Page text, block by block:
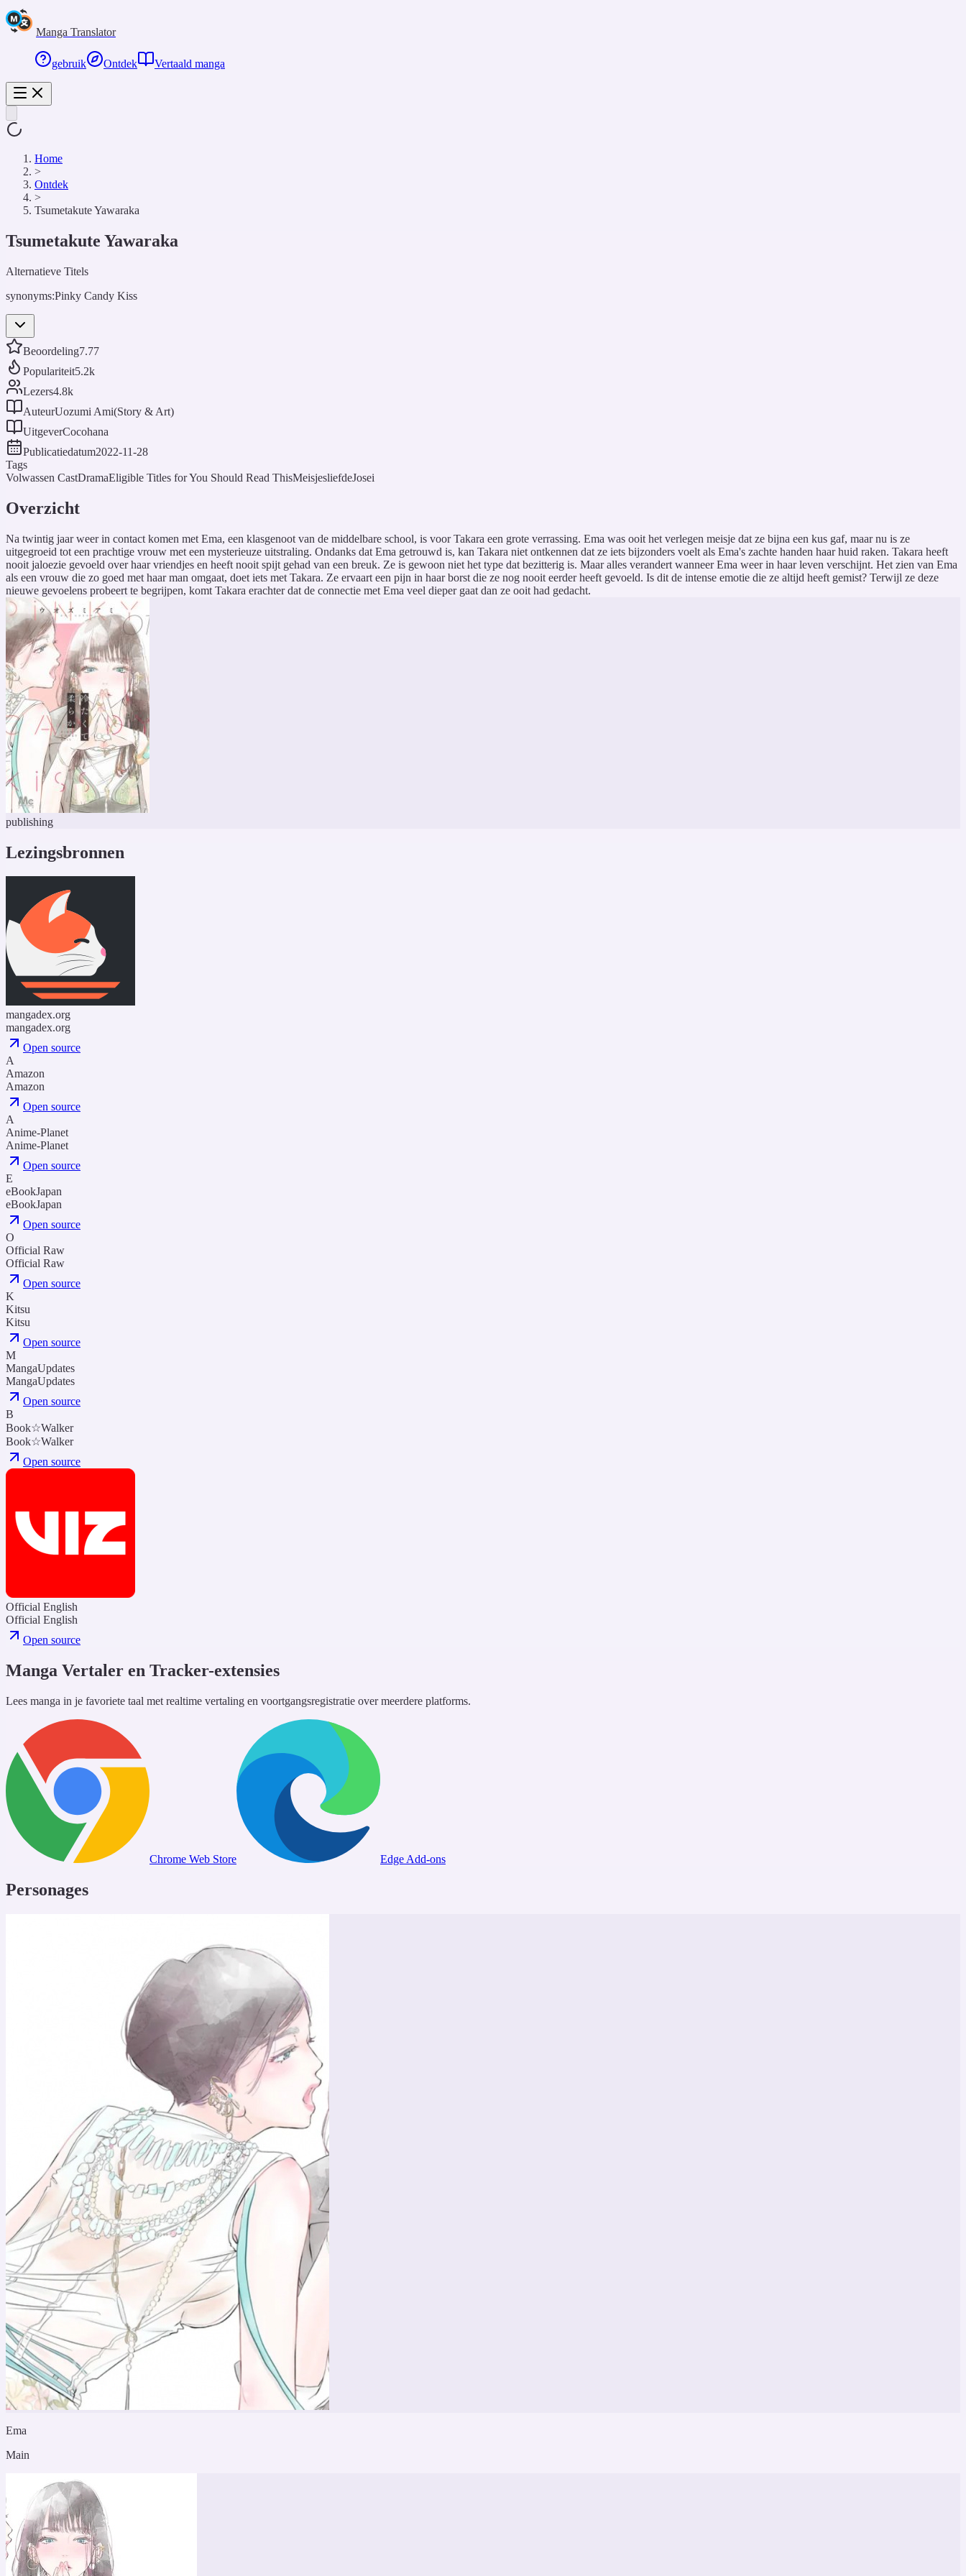
Manga Translator
gebruik Ontdek Vertaald manga
Home
>
Ontdek
>
Tsumetakute Yawaraka
Tsumetakute Yawaraka
Alternatieve Titels
synonyms:Pinky Candy Kiss
Beoordeling7.77
Populariteit5.2k
Lezers4.8k
AuteurUozumi Ami(Story & Art)
UitgeverCocohana
Publicatiedatum2022-11-28
Tags
Volwassen CastDramaEligible Titles for You Should Read ThisMeisjesliefdeJosei
Overzicht
Na twintig jaar weer in contact komen met Ema, een klasgenoot van de middelbare school, is voor Takara een grote verrassing. Ema was ooit het verlegen meisje dat ze bijna een kus gaf, maar nu is ze
uitgegroeid tot een prachtige vrouw met een mysterieuze uitstraling. Ondanks dat Ema getrouwd is, kan Takara niet ontkennen dat ze iets bijzonders voelt als Ema's zachte handen haar huid raken. Takara heeft
nooit jaloezie gevoeld over haar vriendjes en heeft nooit spijt gehad van een breuk. Ze is gewoon niet het type dat bezitterig is. Maar alles verandert wanneer Ema weer in haar leven verschijnt. Het zien van Ema
als een vrouw die zo goed met haar man omgaat, doet iets met Takara. Ze ervaart een pijn in haar borst die ze nog nooit eerder heeft gevoeld. Is dit de intense emotie die ze altijd heeft gemist? Terwijl ze deze
nieuwe gevoelens probeert te begrijpen, komt Takara erachter dat de connectie met Ema veel dieper gaat dan ze ooit had gedacht.
publishing
Lezingsbronnen
mangadex.org
mangadex.org
Open source
A
Amazon
Amazon
Open source
A
Anime-Planet
Anime-Planet
Open source
E
eBookJapan
eBookJapan
Open source
O
Official Raw
Official Raw
Open source
K
Kitsu
Kitsu
Open source
M
MangaUpdates
MangaUpdates
Open source
B
Book☆Walker
Book☆Walker
Open source
Official English
Official English
Open source
Manga Vertaler en Tracker-extensies
Lees manga in je favoriete taal met realtime vertaling en voortgangsregistratie over meerdere platforms.
Chrome Web Store Edge Add-ons
Personages
Ema
Main